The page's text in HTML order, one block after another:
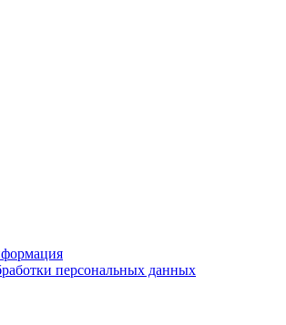
персональных данных